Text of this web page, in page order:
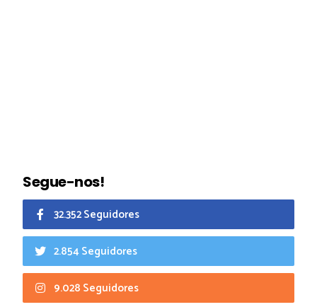
Segue-nos!
32.352 Seguidores
2.854 Seguidores
9.028 Seguidores